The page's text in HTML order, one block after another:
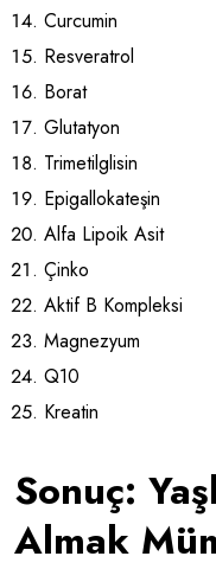
Curcumin
Resveratrol
Borat
Glutatyon
Trimetilglisin
Epigallokateşin
Alfa Lipoik Asit
Çinko
Aktif B Kompleksi
Magnezyum
Q10
Kreatin
Sonuç:
Almak